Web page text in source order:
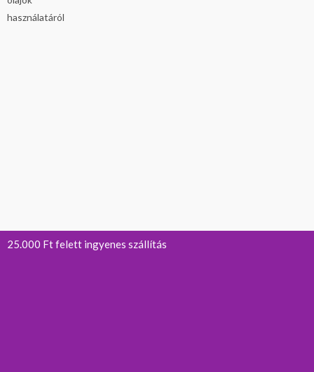
25.000 Ft felett ingyenes szállítás